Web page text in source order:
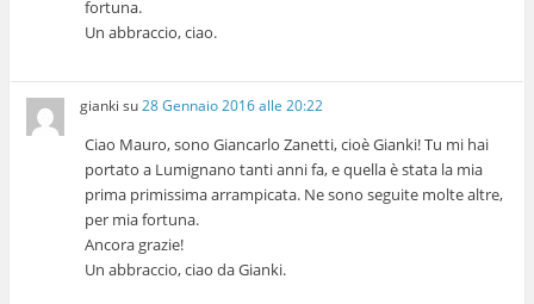
fortuna.
Un abbraccio, ciao.
gianki su28 Gennaio 2016 alle 20:22
Ciao Mauro, sono Giancarlo Zanetti, cioè Gianki! Tu mi hai
portato a Lumignano tanti anni fa, e quella è stata la mia
prima primissima arrampicata. Ne sono seguite molte altre,
per mia fortuna.
Ancora grazie!
Un abbraccio, ciao da Gianki.